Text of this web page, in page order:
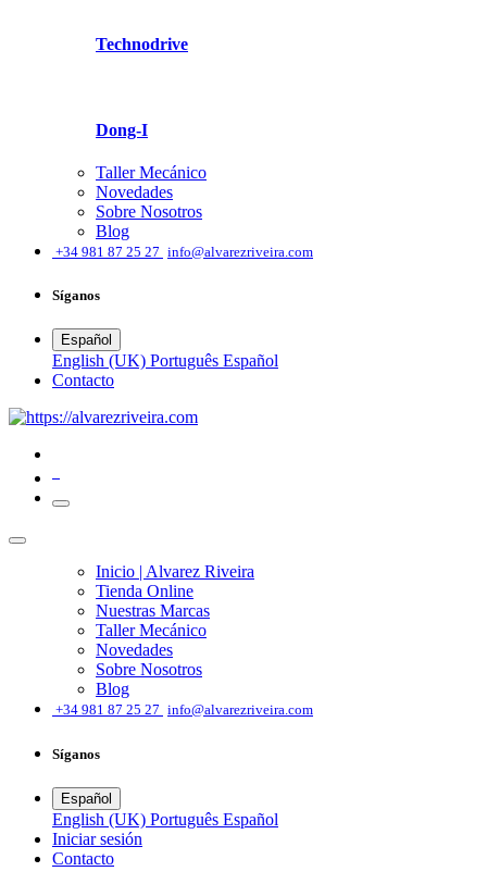
Technodrive
Dong-I
Taller Mecánico
Novedades
Sobre Nosotros
Blog
+34 981 87 25 27 info@alvarezriveira.com
Síganos
Español
English (UK) Português Español
​Contacto
Inicio | Alvarez Riveira
Tienda Online
Nuestras Marcas
Taller Mecánico
Novedades
Sobre Nosotros
Blog
+34 981 87 25 27 info@alvarezriveira.com
Síganos
Español
English (UK) Português Español
Iniciar sesión
​Contacto